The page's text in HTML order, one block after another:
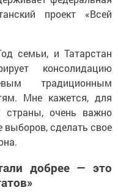
проект «Всей
семьи, и Татарстан
консолидацию
традиционным
Мне кажется, для
страны, очень важно
выборов, сделать свое
добрее — это